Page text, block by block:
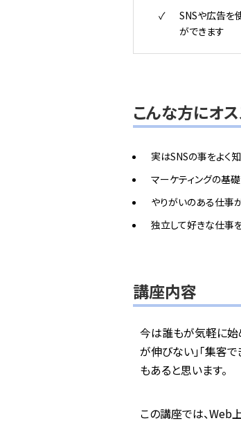
SNSや広告を
ができます
こんな方にオ
実はSNSの事をよく
マーケティングの基
やりがいのある仕事
独立して好きな仕事
講座内容
今は誰もが気軽に始
が伸びない」「集客
もあると思います。
この講座では、Web